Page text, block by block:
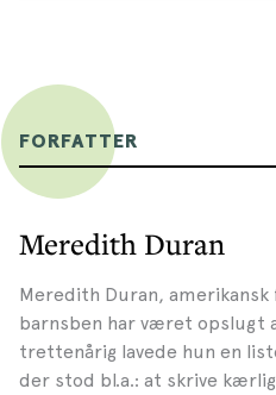
FORFATTER
Meredith Duran
Meredith Duran,
barnsben har været opslugt
trettenårig lavede hun en
der stod bl.a.: at skrive